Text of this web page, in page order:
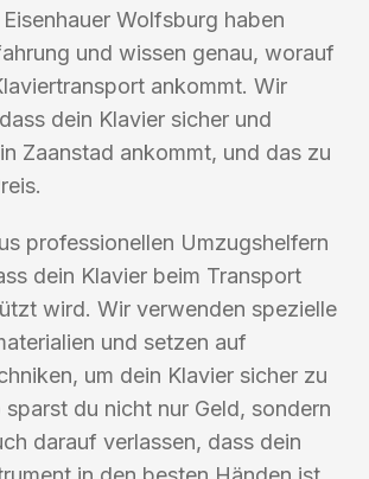
Wolfsburg haben
und wissen genau, worauf
ankommt. Wir
dein Klavier sicher und
Zaanstad ankommt, und das zu
professionellen Umzugshelfern
dein Klavier beim Transport
wird. Wir verwenden spezielle
und setzen auf
um dein Klavier sicher zu
sparst du nicht nur Geld, sondern
darauf verlassen, dass dein